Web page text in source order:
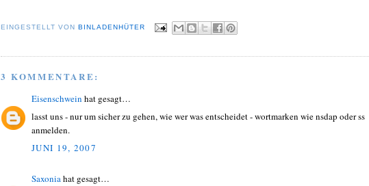
EINGESTELLT VON BINLADENHÜTER
3 KOMMENTARE:
Eisenschwein hat gesagt…
lasst uns - nur um sicher zu gehen, wie wer was entscheidet - wortmarken wie nsdap oder ss
anmelden.
JUNI 19, 2007
Saxoniahat gesagt…